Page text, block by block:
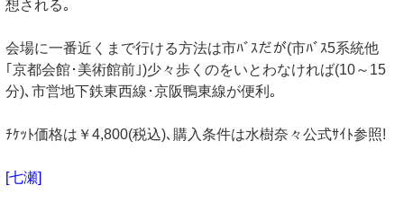
想される｡
会場に一番近くまで行ける方法は市ﾊﾞｽだが(市ﾊﾞｽ5系統他
｢京都会館･美術館前｣)少々歩くのをいとわなければ(10～15
分)､市営地下鉄東西線･京阪鴨東線が便利｡
ﾁｹｯﾄ価格は￥4,800(税込)､購入条件は水樹奈々公式ｻｲﾄ参照!
[七瀬]